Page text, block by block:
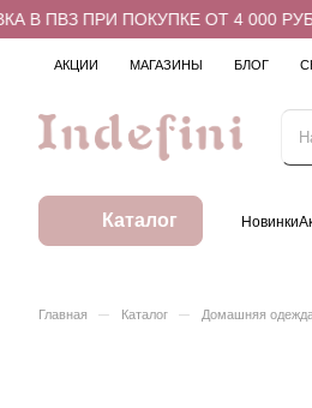
ПВЗ ПРИ ПОКУПКЕ ОТ 4 000
АКЦИИ МАГАЗИНЫ БЛОГ
Каталог Новинки
Главная – Каталог – Домашняя